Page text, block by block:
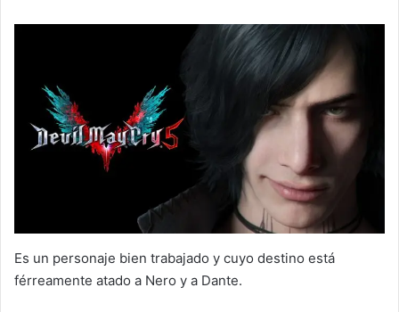
Es un personaje bien trabajado y cuyo destino está
férreamente atado a Nero y a Dante.